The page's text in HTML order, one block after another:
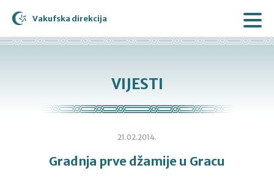
Vakufska direkcija
VIJESTI
21.02.2014.
Gradnja prve džamije u Gracu